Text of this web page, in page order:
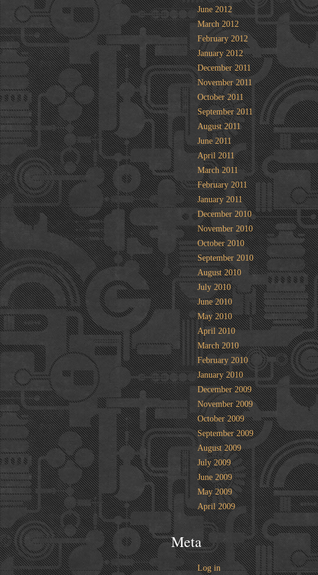
June 2012
March 2012
February 2012
January 2012
December 2011
November 2011
October 2011
September 2011
August 2011
June 2011
April 2011
March 2011
February 2011
January 2011
December 2010
November 2010
October 2010
September 2010
August 2010
July 2010
June 2010
May 2010
April 2010
March 2010
February 2010
January 2010
December 2009
November 2009
October 2009
September 2009
August 2009
July 2009
June 2009
May 2009
April 2009
Meta
Log in